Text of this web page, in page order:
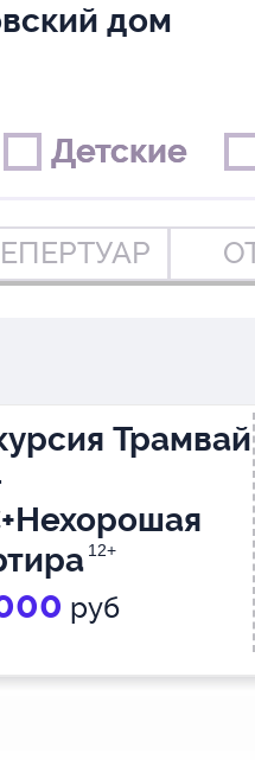
дом
Детские
Детские
Трамвай
12+
руб